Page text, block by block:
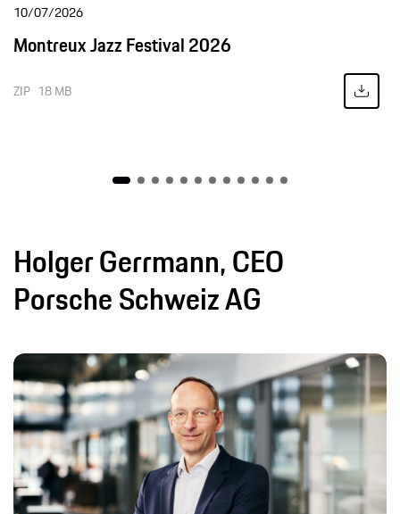
10/07/2026
Montreux Jazz Festival 2026
ZIP 18 MB
Holger Gerrmann, CEO
Porsche Schweiz AG